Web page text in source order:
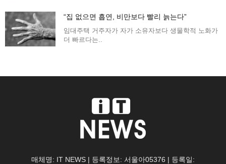
“집 없으면 흡연, 비만보다 빨리 늙는다”
임대주택 거주자가 자가 소유자보다 생물학적 노화가
더 빠르다는..
매체명: IT NEWS | 등록정보: 서울아05376 | 등록일: